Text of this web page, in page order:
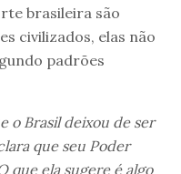
brasileira são
civilizados, elas não
padrões
o Brasil deixou de ser
que seu Poder
que ela sugere é algo